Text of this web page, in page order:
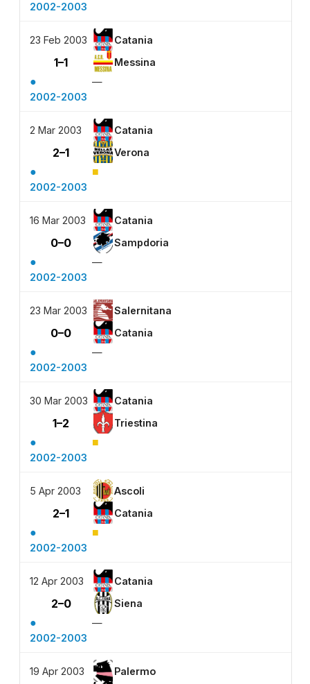
2002-2003
23 Feb 2003 Catania
1–1 Messina
●
—
2002-2003
2 Mar 2003 Catania
2–1 Verona
● ■
2002-2003
16 Mar 2003 Catania
0–0 Sampdoria
●
—
2002-2003
23 Mar 2003 Salernitana
0–0 Catania
●
—
2002-2003
30 Mar 2003 Catania
1–2 Triestina
● ■
2002-2003
5 Apr 2003 Ascoli
2–1 Catania
● ■
2002-2003
12 Apr 2003 Catania
2–0 Siena
●
—
2002-2003
19 Apr 2003 Palermo